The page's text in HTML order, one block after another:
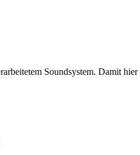
Soundsystem. Damit